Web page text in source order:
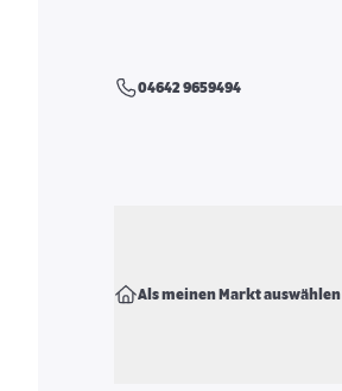
04642 9659494
Als meinen Markt auswählen